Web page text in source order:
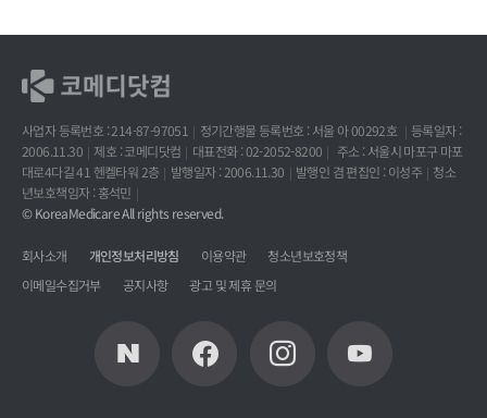
사업자 등록번호 : 214-87-97051 정기간행물 등록번호 : 서울 아 00292호
등록일자 :
2006.11.30
제호 : 코메디닷컴 대표전화 : 02-2052-8200
주소 : 서울시 마포구 마포
대로4다길 41 헨켈타워 2층
발행일자 : 2006.11.30 발행인 겸 편집인 : 이성주
청소
년보호책임자 : 홍석민
© KoreaMedicare All rights reserved.
회사소개 개인정보처리방침 이용약관
청소년보호정책
이메일수집거부
공지사항 광고 및 제휴 문의